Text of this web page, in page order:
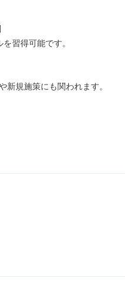
習得可能です。
新規施策にも関われます。